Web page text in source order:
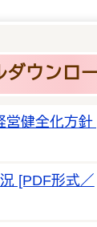
ダウンロ
営健全化方針
[PDF形式／